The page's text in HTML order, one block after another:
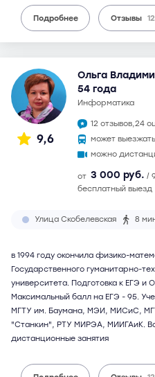
Подробнее Отзывы 12
9,6
Ольга
54 года
информатика
12 отзывов,24
может выезжать
можно
от 3 000 руб. /
бесплатный выезд
Улица Скобелевская 8
в 1994 году окончила физико-
Государственного гуманитарно-
университета. Подготовка к ЕГЭ и
Максимальный балл на ЕГЭ - 95.
МГТУ им. Баумана, МЭИ, МИСиС,
"Станкин", РТУ МИРЭА, МИИГАиК.
дистанционные занятия